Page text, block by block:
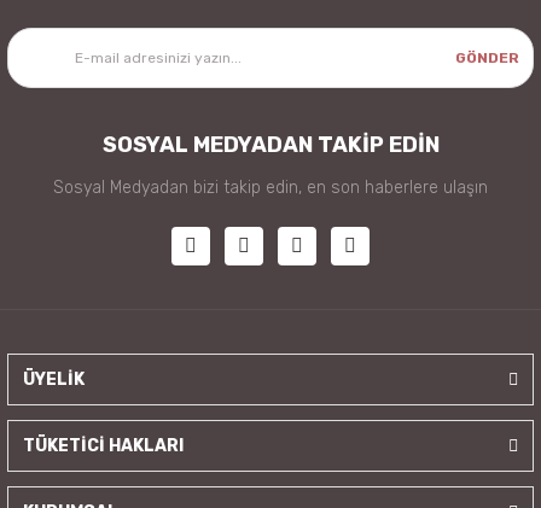
GÖNDER
SOSYAL MEDYADAN TAKİP EDİN
Sosyal Medyadan bizi takip edin, en son haberlere ulaşın
ÜYELİK
TÜKETİCİ HAKLARI